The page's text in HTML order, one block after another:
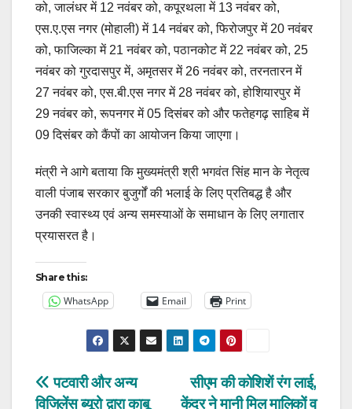
को, जालंधर में 12 नवंबर को, कपूरथला में 13 नवंबर को,
एस.ए.एस नगर (मोहाली) में 14 नवंबर को, फिरोजपुर में 20 नवंबर
को, फाजिल्का में 21 नवंबर को, पठानकोट में 22 नवंबर को, 25
नवंबर को गुरदासपुर में, अमृतसर में 26 नवंबर को, तरनतारन में
27 नवंबर को, एस.बी.एस नगर में 28 नवंबर को, होशियारपुर में
29 नवंबर को, रूपनगर में 05 दिसंबर को और फतेहगढ़ साहिब में
09 दिसंबर को कैंपों का आयोजन किया जाएगा।
मंत्री ने आगे बताया कि मुख्यमंत्री श्री भगवंत सिंह मान के नेतृत्व
वाली पंजाब सरकार बुजुर्गों की भलाई के लिए प्रतिबद्ध है और
उनकी स्वास्थ्य एवं अन्य समस्याओं के समाधान के लिए लगातार
प्रयासरत है।
Share this:
WhatsApp Email Print
Post
सीएम की कोशिशें रंग लाई,
केंद्र ने मानी मिल मालिकों व
पटवारी और अन्य
विजिलेंस ब्यूरो द्वारा काबू